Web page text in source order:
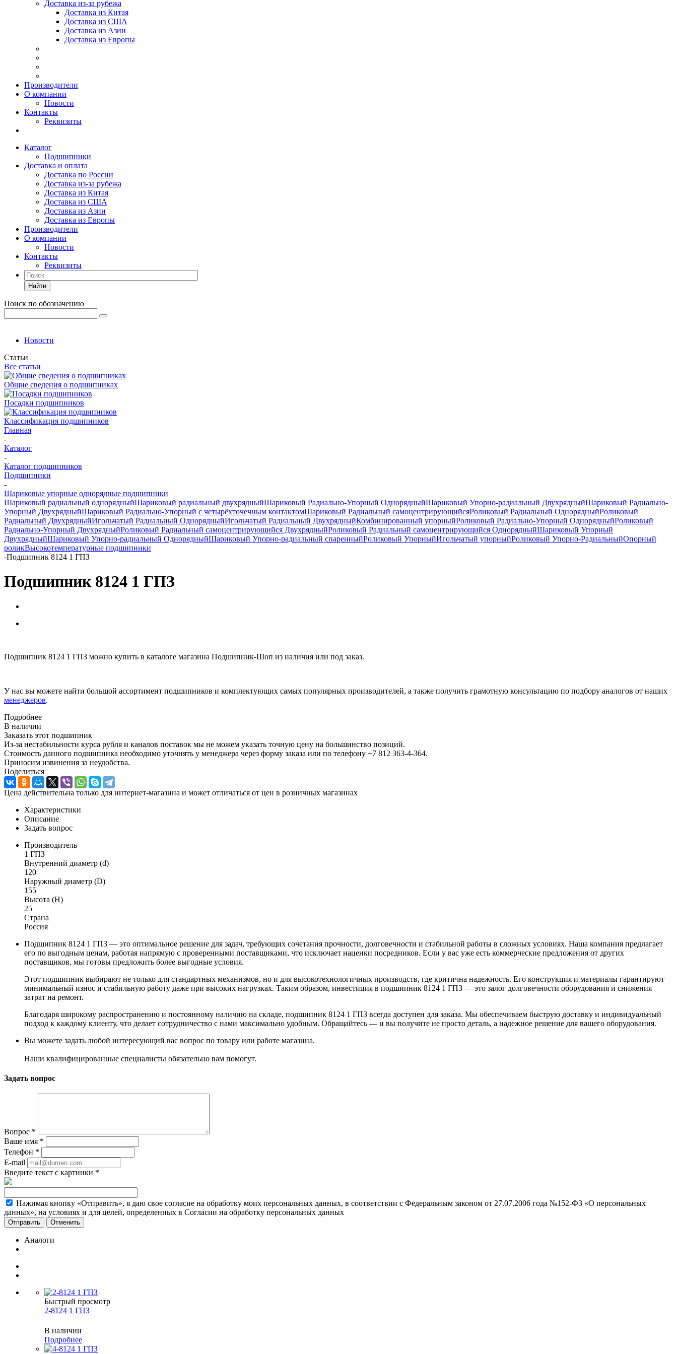
Доставка из-за рубежа
Доставка из Китая
Доставка из США
Доставка из Азии
Доставка из Европы
Производители
О компании
Новости
Контакты
Реквизиты
Каталог
Подшипники
Доставка и оплата
Доставка по России
Доставка из-за рубежа
Доставка из Китая
Доставка из США
Доставка из Азии
Доставка из Европы
Производители
О компании
Новости
Контакты
Реквизиты
Найти
Поиск по обозначению
Новости
Статьи
Все статьи
Общие сведения о подшипниках
Посадки подшипников
Классификация подшипников
Главная
-
Каталог
-
Каталог подшипников
Подшипники
-
Шариковые упорные однорядные подшипники
Шариковый радиальный однорядныйШариковый радиальный двухрядныйШариковый Радиально-Упорный ОднорядныйШариковый Упорно-радиальный ДвухрядныйШариковый Радиально-
Упорный ДвухрядныйШариковый Радиально-Упорный с четырёхточечным контактомШариковый Радиальный самоцентрирующийсяРоликовый Радиальный ОднорядныйРоликовый
Радиальный ДвухрядныйИгольчатый Радиальный ОднорядныйИгольчатый Радиальный ДвухрядныйКомбинированный упорныйРоликовый Радиально-Упорный ОднорядныйРоликовый
Радиально-Упорный ДвухрядныйРоликовый Радиальный самоцентрирующийся ДвухрядныйРоликовый Радиальный самоцентрирующийся ОднорядныйШариковый Упорный
ДвухрядныйШариковый Упорно-радиальный ОднорядныйШариковый Упорно-радиальный спаренныйРоликовый УпорныйИгольчатый упорныйРоликовый Упорно-РадиальныйОпорный
роликВысокотемпературные подшипники
-Подшипник 8124 1 ГПЗ
Подшипник 8124 1 ГПЗ
Подшипник 8124 1 ГПЗ можно купить в каталоге магазина Подшипник-Шоп из наличия или под заказ.
У нас вы можете найти большой ассортимент подшипников и комплектующих самых популярных производителей, а также получить грамотную консультацию по подбору аналогов от наших
менеджеров.
Подробнее
В наличии
Заказать этот подшипник
Из-за нестабильности курса рубля и каналов поставок мы не можем указать точную цену на большинство позиций.
Стоимость данного подшипника необходимо уточнять у менеджера через форму заказа или по телефону +7 812 363-4-364.
Приносим извинения за неудобства.
Поделиться
Цена действительна только для интернет-магазина и может отличаться от цен в розничных магазинах
Характеристики
Описание
Задать вопрос
Производитель
1 ГПЗ
Внутренний диаметр (d)
120
Наружный диаметр (D)
155
Высота (H)
25
Страна
Россия
Подшипник 8124 1 ГПЗ — это оптимальное решение для задач, требующих сочетания прочности, долговечности и стабильной работы в сложных условиях. Наша компания предлагает
его по выгодным ценам, работая напрямую с проверенными поставщиками, что исключает наценки посредников. Если у вас уже есть коммерческие предложения от других
поставщиков, мы готовы предложить более выгодные условия.
Этот подшипник выбирают не только для стандартных механизмов, но и для высокотехнологичных производств, где критична надежность. Его конструкция и материалы гарантируют
минимальный износ и стабильную работу даже при высоких нагрузках. Таким образом, инвестиция в подшипник 8124 1 ГПЗ — это залог долговечности оборудования и снижения
затрат на ремонт.
Благодаря широкому распространению и постоянному наличию на складе, подшипник 8124 1 ГПЗ всегда доступен для заказа. Мы обеспечиваем быструю доставку и индивидуальный
подход к каждому клиенту, что делает сотрудничество с нами максимально удобным. Обращайтесь — и вы получите не просто деталь, а надежное решение для вашего оборудования.
Вы можете задать любой интересующий вас вопрос по товару или работе магазина.
Наши квалифицированные специалисты обязательно вам помогут.
Задать вопрос
Вопрос *
Ваше имя *
Телефон *
E-mail
Введите текст с картинки *
Нажимая кнопку «Отправить», я даю свое согласие на обработку моих персональных данных, в соответствии с Федеральным законом от 27.07.2006 года №152-ФЗ «О персональных
данных», на условиях и для целей, определенных в Согласии на обработку персональных данных
Отменить
Аналоги
Быстрый просмотр
2-8124 1 ГПЗ
В наличии
Подробнее